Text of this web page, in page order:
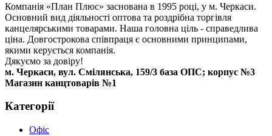
Компанія «План Плюс» заснована в 1995 році, у м. Черкаси.
Основний вид діяльності оптова та роздрібна торгівля
канцелярськими товарами. Наша головна ціль - справедлива
ціна. Довгострокова співпраця є основними принципами,
якими керується компанія.
Дякуємо за довіру!
м. Черкаси, вул. Смілянська, 159/3 база ОПС; корпус №3
Магазин канцтоварів №1
Категорії
Офіс